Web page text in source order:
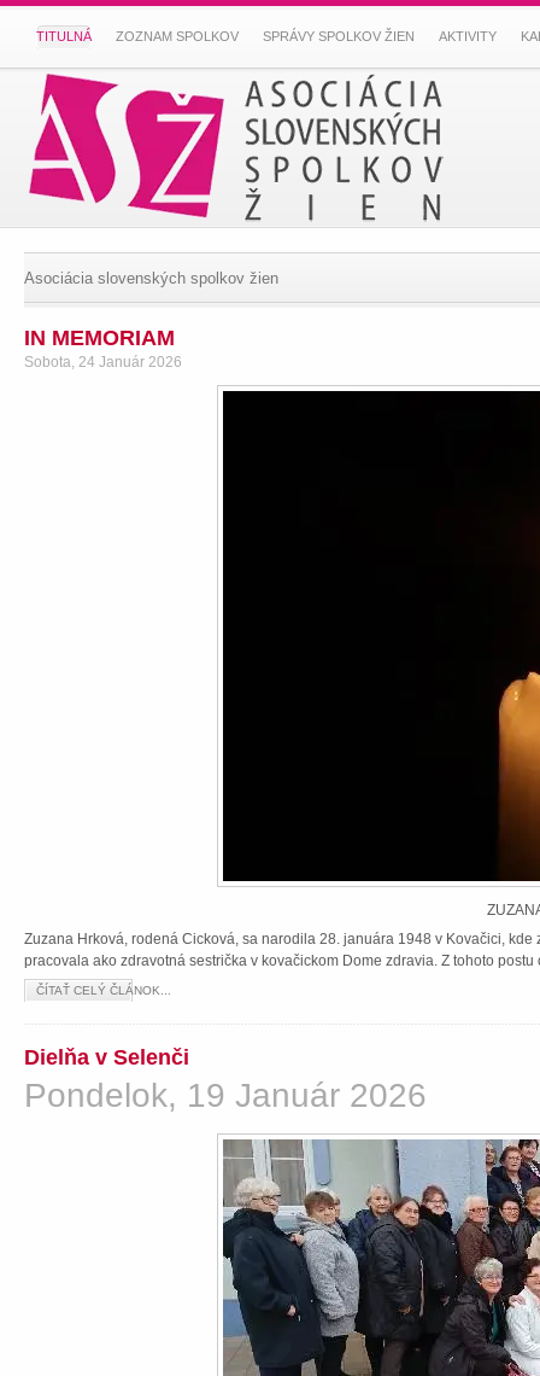
TITULNÁ ZOZNAM SPOLKOV SPRÁVY SPOLKOV ŽIEN AKTIVITY
Asociácia slovenských spolkov žien
IN MEMORIAM
Sobota, 24 Január 2026
Zuzana Hrková, rodená Cicková, sa narodila 28. januára 1948 v Kovačici,
pracovala ako zdravotná sestrička v kovačickom Dome zdravia. Z tohoto
ČÍTAŤ CELÝ ČLÁNOK...
Dielňa v Selenči
Pondelok, 19 Január 2026